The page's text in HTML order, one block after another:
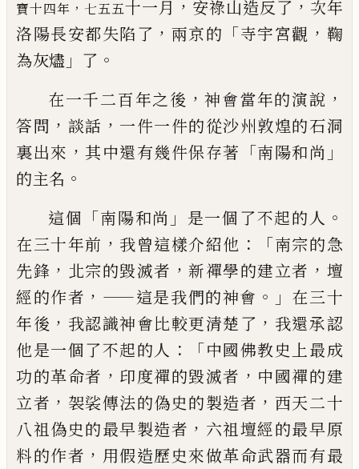
寶十四年 ， 七五五十一月 ， 安祿山造反了 ， 次年
洛陽長安都失陷了 ， 兩京的 「寺宇宮觀 ， 鞠
為灰燼 」 了 。
在一千二百年之後 ，神會當年的演說 ，
答問 ， 談話 ， 一件一件的從沙州敦煌的石洞
裏出來 ，其中還有幾件保存著 「南陽和尚 」
的主名 。
這個 「南陽和尚 」 是一個了不起的人 。
在三十年前 ， 我曾這樣介紹他 ：「南宗的急
先鋒 ， 北宗的毀滅者 ，新禪學的建立者 ， 壇
經的作者 ，——這是我們的神會 。」 在三十
年後 ， 我認識神會比較更清楚了 ， 我還承認
他是一個了不起的人 ：「中國佛教史上最成
功的革命者 ， 印度禪的毀滅者 ， 中國禪的建
立者 ， 袈裟傳法的偽史的製造者 ， 西天二十
八祖偽史的最早製造者 ， 六祖壇經的最早原
料的作者 ， 用假造歷史來做革命武器而有最